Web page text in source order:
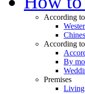
According
According
By
Premises